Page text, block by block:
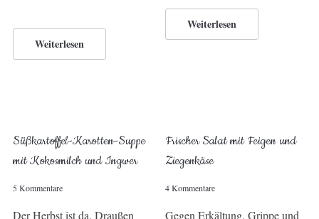
Weiterlesen
Weiterlesen
Süßkartoffel-Karotten-Suppe
mit Kokosmilch und Ingwer
5 Kommentare
Der Herbst ist da. Draußen
Frischer Salat mit Feigen und
Ziegenkäse
4 Kommentare
Gegen Erkältung, Grippe und